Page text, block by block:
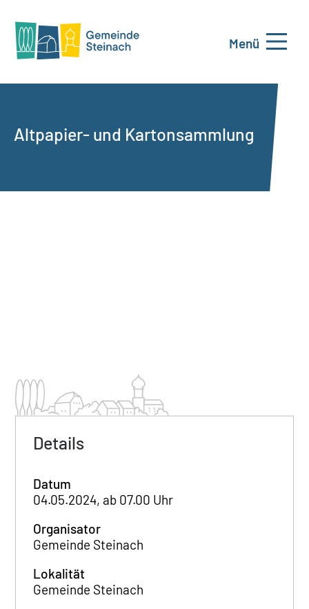
Menü
Altpapier- und Kartonsammlung
Details
Datum
04.05.2024, ab 07.00 Uhr
Organisator
Gemeinde Steinach
Lokalität
Gemeinde Steinach